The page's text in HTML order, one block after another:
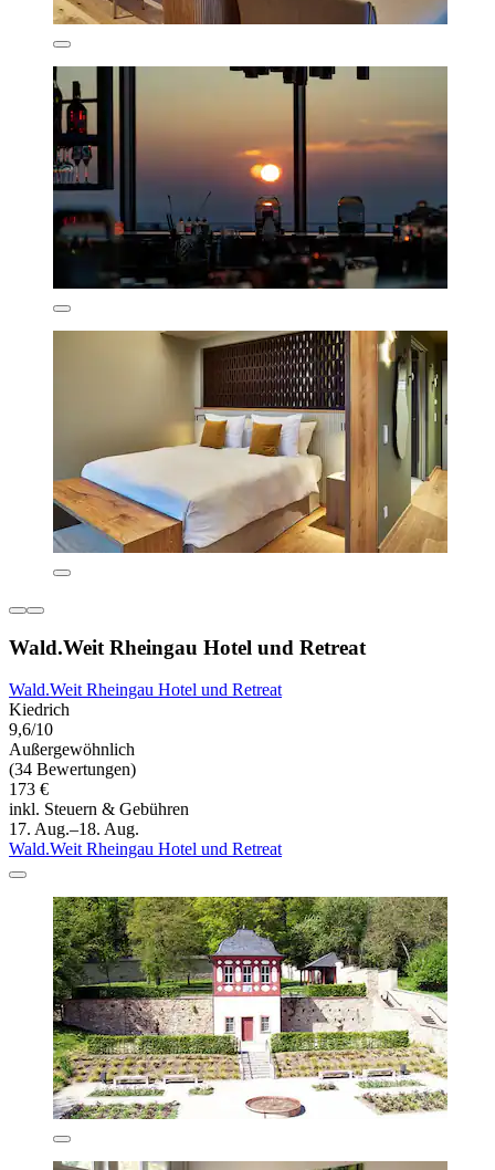
Wald.Weit Rheingau Hotel und Retreat
Wald.Weit Rheingau Hotel und Retreat
Kiedrich
9,6/10
Außergewöhnlich
(34 Bewertungen)
173 €
inkl. Steuern & Gebühren
17. Aug.–18. Aug.
Wald.Weit Rheingau Hotel und Retreat